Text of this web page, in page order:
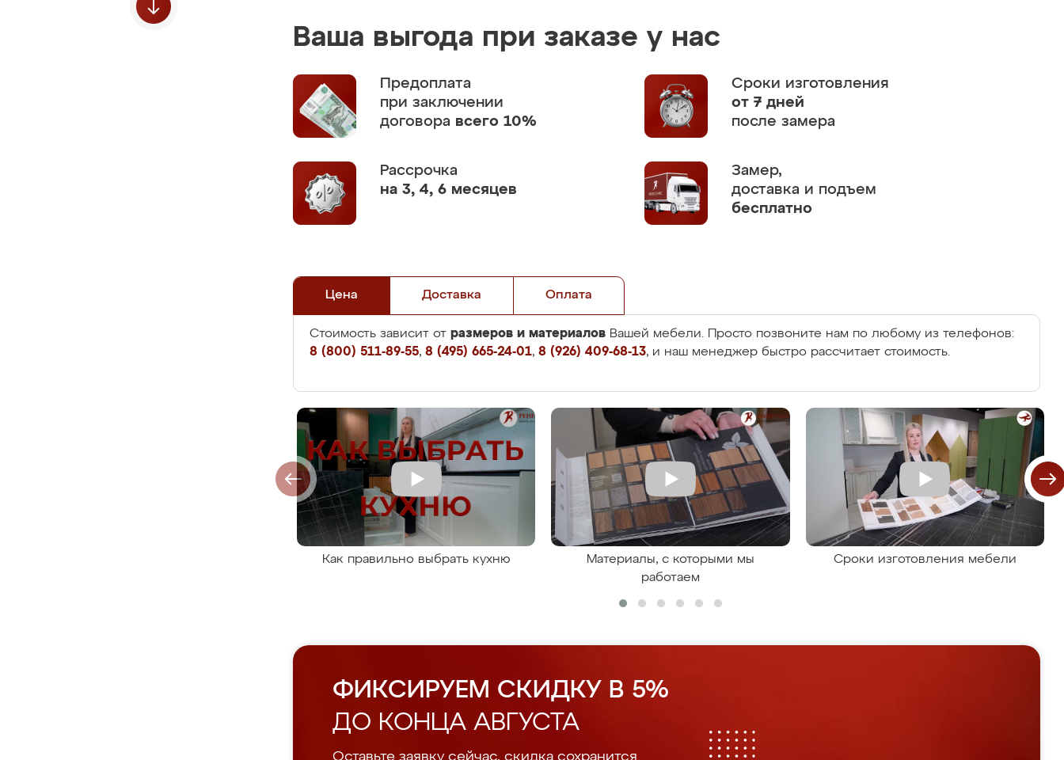
Ваша выгода при заказе у нас
Предоплата
при заключении
договора всего 10%
Сроки изготовления
от 7 дней
после замера
Рассрочка
на 3, 4, 6 месяцев
Замер,
доставка и подъем
бесплатно
Цена Доставка Оплата
Стоимость зависит от размеров и материалов Вашей мебели. Просто позвоните нам по любому из телефонов:
8 (800) 511-89-55, 8 (495) 665-24-01, 8 (926) 409-68-13, и наш менеджер быстро рассчитает стоимость.
Как правильно выбрать кухню
Материалы, с которыми мы
работаем
Сроки изготовления мебели
ФИКСИРУЕМ СКИДКУ В 5%
ДО КОНЦА АВГУСТА
Оставьте заявку сейчас, скидка сохранится.